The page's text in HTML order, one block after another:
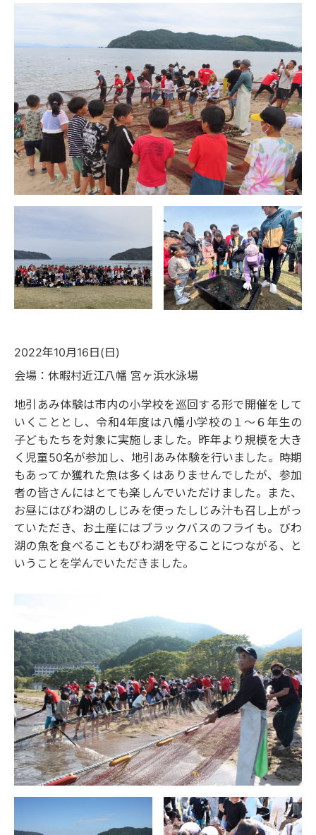
2022年10月16日(日)
会場：休暇村近江八幡 宮ヶ浜水泳場
地引あみ体験は市内の小学校を巡回する形で開催をして
いくこととし、令和4年度は八幡小学校の１～６年生の
子どもたちを対象に実施しました。昨年より規模を大き
く児童50名が参加し、地引あみ体験を行いました。時期
もあってか獲れた魚は多くはありませんでしたが、参加
者の皆さんにはとても楽しんでいただけました。また、
お昼にはびわ湖のしじみを使ったしじみ汁も召し上がっ
ていただき、お土産にはブラックバスのフライも。びわ
湖の魚を食べることもびわ湖を守ることにつながる、と
いうことを学んでいただきました。